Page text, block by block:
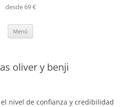
desde 69 €
Menú
oliver y benji
nivel de confianza y credibilidad